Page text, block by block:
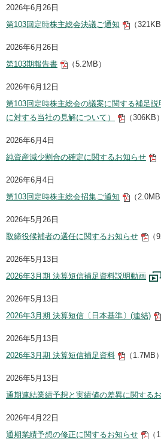
2026年6月26日
第103回定時株主総会決議ご通知
（321KB
2026年6月26日
第103期報告書
（5.2MB）
2026年6月12日
第103回定時株主総会の議案に関する補足
に対する当社の見解について）
（306KB）
2026年6月4日
純資産減少割合の確定に関するお知らせ
2026年6月4日
第103回定時株主総会招集ご通知
（2.0MB
2026年5月26日
取締役候補者の選任に関するお知らせ
（
2026年5月13日
2026年3月期 決算短信補足資料説明動画
2026年5月13日
2026年3月期 決算短信〔日本基準〕(連結)
2026年5月13日
2026年3月期 決算短信補足資料
（1.7MB）
2026年5月13日
通期連結業績予想と実績値の差異に関する
2026年4月22日
通期業績予想の修正に関するお知らせ
（